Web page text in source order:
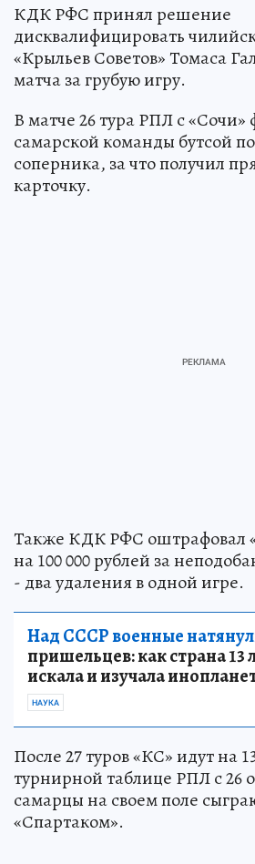
КДК РФС принял решение
дисквалифицировать
«Крыльев Советов» Томаса
матча за грубую игру.
В матче 26 тура РПЛ с «Сочи»
самарской команды бутсой
соперника, за что получил
карточку.
Также КДК РФС оштрафовал
на 100 000 рублей за
- два удаления в одной игре.
Над СССР военные
пришельцев: как страна 13
искала и изучала
НАУКА
После 27 туров «КС» идут на
турнирной таблице РПЛ с 26
самарцы на своем поле
«Спартаком».